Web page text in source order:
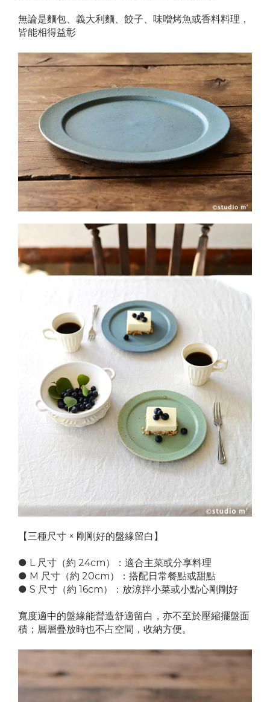
無論是麵包、義大利麵、餃子、味噌烤魚或香料料理，
皆能相得益彰
【三種尺寸 × 剛剛好的盤緣留白】
● L 尺寸（約 24cm）：適合主菜或分享料理
● M 尺寸（約 20cm）：搭配日常餐點或甜點
● S 尺寸（約 16cm）：放涼拌小菜或小點心剛剛好
寬度適中的盤緣能營造舒適留白，亦不至於壓縮擺盤面
積；層層疊放時也不占空間，收納方便。